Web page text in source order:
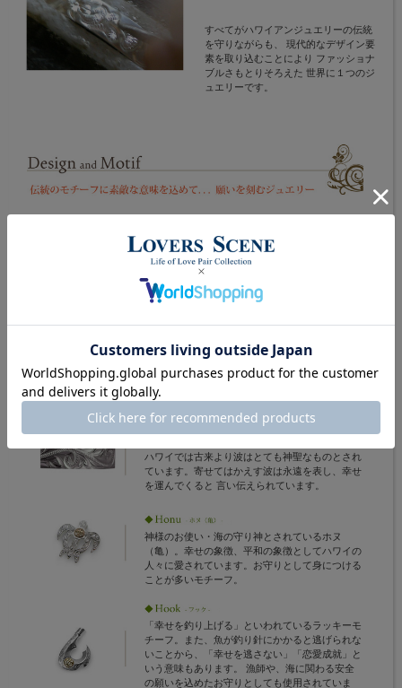
すべてがハワイアンジュエリーの伝統
を守りながらも、 現代的なデザイン要
素を取り込むことにより ファッショナ
ブルさもとりそろえた 世界に１つのジ
ュエリーです。
香りが高く生命力があふれる花として知られるプ
ルメリア。 ハワイを代表する伝説的な花で、歓
迎と愛を表すレイに用いられます。 プルメリア
を身に付けることにより自然から身を守ると言わ
れています。
古くから結婚式や特別なイベントに用いられ、大
和の象徴とされ、強い絆を結び付けるとも 言わ
れています。婚約指輪などでも人気の彫りのデザ
ハワイでは古来より波はとても神聖なものとされ
ています。寄せてはかえす波は永遠を表し、幸せ
を運んでくると 言い伝えられています。
神様のお使い・海の守り神とされているホヌ
（亀）。幸せの象徴、平和の象徴としてハワイの
人々に愛されています。お守りとして身につける
ことが多いモチーフ。
「幸せを釣り上げる」といわれているラッキーモ
チーフ。また、魚が釣り針にかかると逃げられな
いことから、「幸せを逃さない」「恋愛成就」と
いう意味もあります。 漁師や、海に関わる安全
の願いを込めたお守りとしても使用されていま